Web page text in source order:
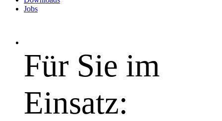
Jobs
Für Sie im
Einsatz: